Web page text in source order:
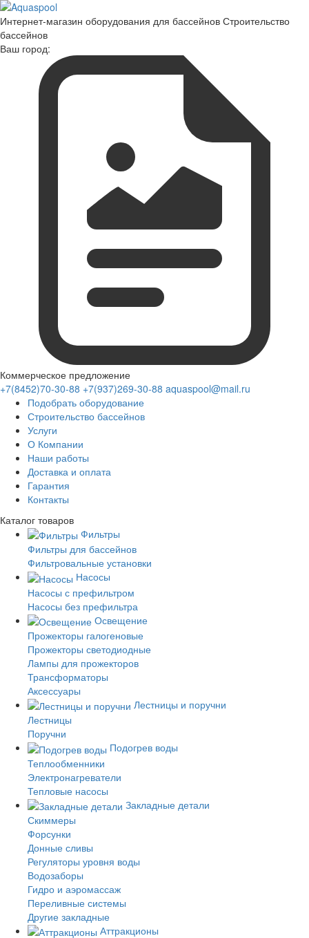
Интернет-магазин оборудования для бассейнов Строительство
бассейнов
Ваш город:
Коммерческое предложение
+7(8452)70-30-88 +7(937)269-30-88 aquaspool@mail.ru
Подобрать оборудование
Строительство бассейнов
Услуги
О Компании
Наши работы
Доставка и оплата
Гарантия
Контакты
Каталог товаров
Фильтры
Фильтры для бассейнов
Фильтровальные установки
Насосы
Насосы с префильтром
Насосы без префильтра
Освещение
Прожекторы галогеновые
Прожекторы светодиодные
Лампы для прожекторов
Трансформаторы
Аксессуары
Лестницы и поручни
Лестницы
Поручни
Подогрев воды
Теплообменники
Электронагреватели
Тепловые насосы
Закладные детали
Скиммеры
Форсунки
Донные сливы
Регуляторы уровня воды
Водозаборы
Гидро и аэромассаж
Переливные системы
Другие закладные
Аттракционы